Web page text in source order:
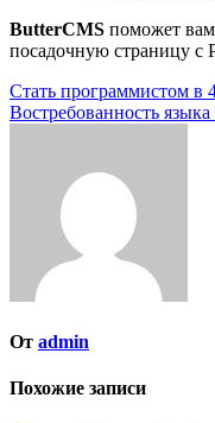
ButterCMS поможет
посадочную страницу с
Навигация
по
Cтать программистом в
Востребованность
От admin
Похожие записи